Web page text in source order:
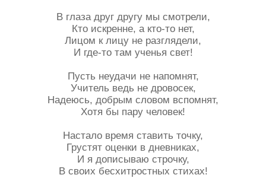
В глаза друг другу мы смотрели,
Кто искренне, а кто-то нет,
Лицом к лицу не разглядели,
И где-то там ученья свет!
Пусть неудачи не напомнят,
Учитель ведь не дровосек,
Надеюсь, добрым словом вспомнят,
Хотя бы пару человек!
Настало время ставить точку,
Грустят оценки в дневниках,
И я дописываю строчку,
В своих бесхитростных стихах!